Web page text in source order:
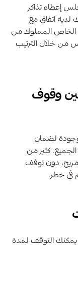
إعطاء تذاكر
لديه اتفاق مع
الخاص المملوك من
من خلال الترتيب
وقوف
لضمان
الجميع. كثير من
مريح، دون توقف
في خطر.
يمكنك التوقف لمدة